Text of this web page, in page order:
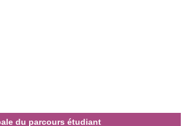
du parcours étudiant